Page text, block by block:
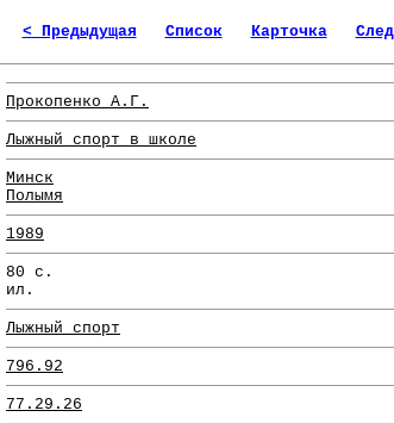
< Предыдущая Список Карточка
Прокопенко А.Г.
Лыжный спорт в школе
Минск
Полымя
1989
80 с.
ил.
Лыжный спорт
796.92
77.29.26